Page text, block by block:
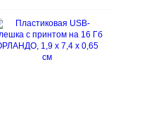
ГРАВИРОВКА,
ТАМПОПЕЧАТЬ.